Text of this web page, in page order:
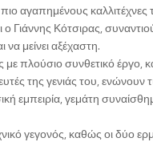
αγαπημένους καλλιτέχνες
Γιάννης Κότσιρας,
μείνει αξέχαστη.
πλούσιο συνθετικό έργο,
της γενιάς του, ενώνουν
εμπειρία, γεμάτη
γεγονός, καθώς οι δύο